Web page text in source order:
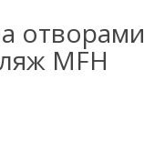
отворами
MFH